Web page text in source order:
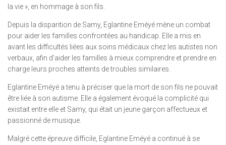
la vie », en hommage à son fils.
Depuis la disparition de Samy, Eglantine Eméyé mène un combat
pour aider les familles confrontées au handicap. Elle a mis en
avant les difficultés liées aux soins médicaux chez les autistes non
verbaux, afin d’aider les familles à mieux comprendre et prendre en
charge leurs proches atteints de troubles similaires.
Eglantine Eméyé a tenu à préciser que la mort de son fils ne pouvait
être liée à son autisme. Elle a également évoqué la complicité qui
existait entre elle et Samy, qui était un jeune garçon affectueux et
passionné de musique.
Malgré cette épreuve difficile, Eglantine Eméyé a continué à se